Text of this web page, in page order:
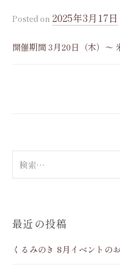
Posted on 2025年3月17日
開催期間 3月20日（木）〜
索
最近の投稿
くるみのき 8月イベントの